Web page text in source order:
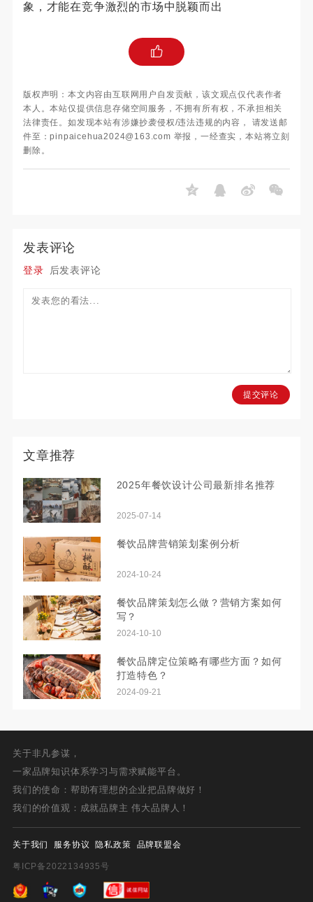
象，才能在竞争激烈的市场中脱颖而出
版权声明：本文内容由互联网用户自发贡献，该文观点仅代表作者
本人。本站仅提供信息存储空间服务，不拥有所有权，不承担相关
法律责任。如发现本站有涉嫌抄袭侵权/违法违规的内容， 请发送邮
件至：pinpaicehua2024@163.com 举报，一经查实，本站将立刻
删除。
发表评论
登录 后发表评论
提交评论
文章推荐
2025年餐饮设计公司最新排名推荐
2025-07-14
餐饮品牌营销策划案例分析
2024-10-24
餐饮品牌策划怎么做？营销方案如何
写？
2024-10-10
餐饮品牌定位策略有哪些方面？如何
打造特色？
2024-09-21
关于非凡参谋，
一家品牌知识体系学习与需求赋能平台。
我们的使命：帮助有理想的企业把品牌做好！
我们的价值观：成就品牌主 伟大品牌人！
关于我们 服务协议 隐私政策 品牌联盟会
粤ICP备2022134935号